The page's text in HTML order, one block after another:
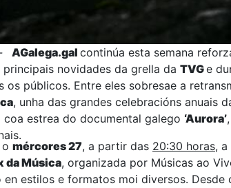
AGalega.gal continúa esta semana
novidades da grella da TVGe
os públicos. Entre eles sobresae a
, unha das grandes celebracións anuais
estrea do documental galego ‘Aurora’
mércores 27, a partir das 20:30 horas,
da Música, organizada por Músicas ao
estilos e formatos moi diversos. Desde